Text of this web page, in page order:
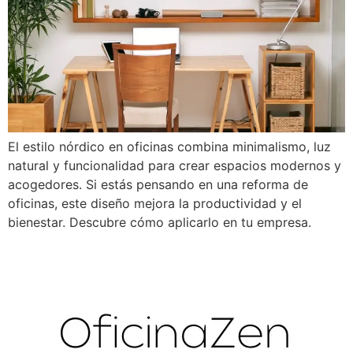
El estilo nórdico en oficinas combina minimalismo, luz
natural y funcionalidad para crear espacios modernos y
acogedores. Si estás pensando en una reforma de
oficinas, este diseño mejora la productividad y el
bienestar. Descubre cómo aplicarlo en tu empresa.